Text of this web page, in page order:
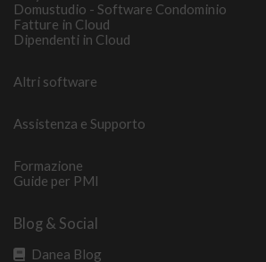
Domustudio - Software Condominio
Fatture in Cloud
Dipendenti in Cloud
Altri software
Assistenza e Supporto
Formazione
Guide per PMI
Blog & Social
Danea Blog